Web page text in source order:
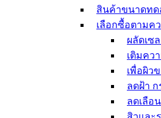
กาย
สบู่
ผลิ
ผลิ
ผลิ
ผลิ
และ
อุปกรณ์เสริมสวย
สินค้าขนาดทด
เลือกซื้อตามค
ผลัดเซ
เติมคว
เพื่อผิว
ลดฝ้า ก
ลดเลือ